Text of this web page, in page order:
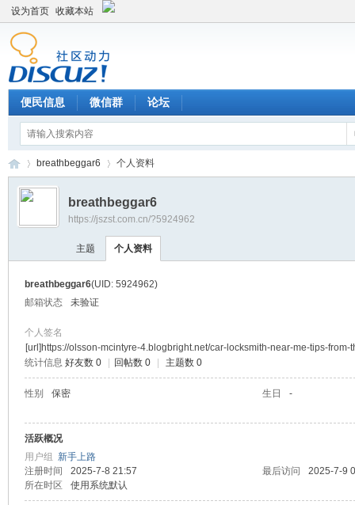
设为首页 收藏本站
便民信息 微信群 论坛
›
breathbeggar6 个人资料
breathbeggar6
https://jszst.com.cn/?5924962
主题 个人资料
breathbeggar6(UID: 5924962)
邮箱状态
未验证
个人签名
[url]https://olsson-mcintyre-4.blogbright.net/car-locksmith-near-me-tips-from-
统计信息 好友数 0 回帖数 0 主题数 0
性别 保密 生日 -
活跃概况
用户组 新手上路
注册时间
2025-7-8 21:57 最后访问
2025-7-9
所在时区
使用系统默认